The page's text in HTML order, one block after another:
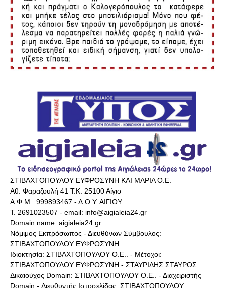
ΣΤΙΒΑΧΤΟΠΟΥΛΟΥ ΕΥΦΡΟΣΥΝΗ ΚΑΙ ΜΑΡΙΑ Ο.Ε.
Αθ. Φαραζουλή 41 Τ.Κ. 25100 Αίγιο
Α.Φ.Μ.: 999893467 - Δ.Ο.Υ. ΑΙΓΙΟΥ
Τ. 2691023507 - email: info@aigialeia24.gr
Domain name: aigialeia24.gr
Νόμιμος Εκπρόσωπος - Διευθύνων Σύμβουλος:
ΣΤΙΒΑΧΤΟΠΟΥΛΟΥ ΕΥΦΡΟΣΥΝΗ
Ιδιοκτησία: ΣΤΙΒΑΧΤΟΠΟΥΛΟΥ Ο.Ε.. - Μέτοχοι:
ΣΤΙΒΑΧΤΟΠΟΥΛΟΥ ΕΥΦΡΟΣΥΝΗ - ΣΤΑΥΡΙΔΗΣ ΣΤΑΥΡΟΣ
Δικαιούχος Domain: ΣΤΙΒΑΧΤΟΠΟΥΛΟΥ Ο.Ε.. - Διαχειριστής
Domain - Διευθυντής Ιστοσελίδας: ΣΤΙΒΑΧΤΟΠΟΥΛΟΥ